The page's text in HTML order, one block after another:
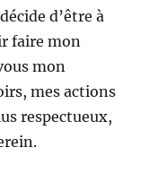
d’être à
faire mon
mon
mes actions
respectueux,